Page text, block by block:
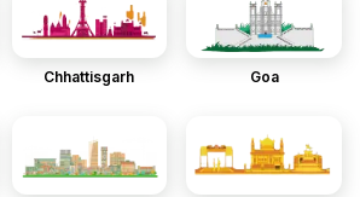
Chhattisgarh Goa